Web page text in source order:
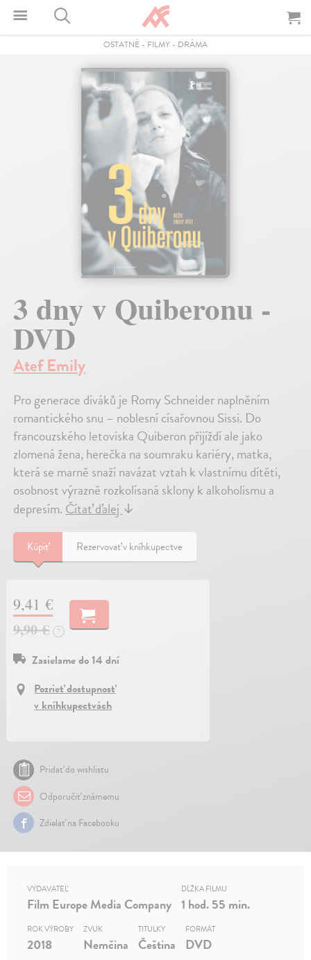
OSTATNÉ - FILMY - DRÁMA
3 dny v Quiberonu -
DVD
Atef Emily
Pro generace diváků je Romy Schneider naplněním
romantického snu – noblesní císařovnou Sissi. Do
francouzského letoviska Quiberon přijíždí ale jako
zlomená žena, herečka na soumraku kariéry, matka,
která se marně snaží navázat vztah k vlastnímu dítěti,
osobnost výrazně rozkolísaná sklony k alkoholismu a
depresím.Čítať ďalej↓
Kúpiť Rezervovať v kníhkupectve
9,41 €
9,90 €
?
Zasielame do 14 dní
Pozrieť dostupnosť
v kníhkupectvách
Pridať do wishlistu
Odporučiť známemu
Zdielať na Facebooku
VYDAVATEĽ
Film Europe Media Company
DĹŽKA FILMU
1 hod. 55 min.
ROK VÝROBY
2018
ZVUK
Nemčina
TITULKY
Čeština
FORMÁT
DVD